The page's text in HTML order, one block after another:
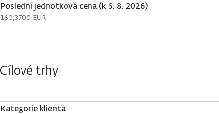
Poslední jednotková cena (k 6. 8. 2026)
160,3700 EUR
Cílové trhy
Kategorie klienta